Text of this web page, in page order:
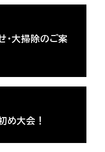
・大掃除のご案
め大会！